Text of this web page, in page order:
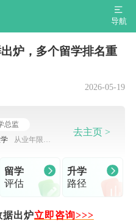
导航
炉，多个留学排名重
2026-05-19
总监
从业年限：
去主页 >
留学
评估
升学
路径
据出炉立即咨询>>>